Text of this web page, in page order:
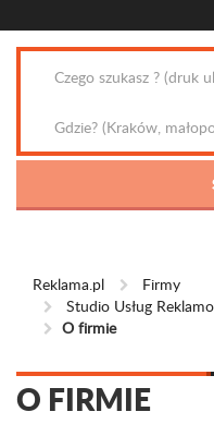
Reklama.pl
Firmy
Studio Usług
O firmie
O FIRMIE